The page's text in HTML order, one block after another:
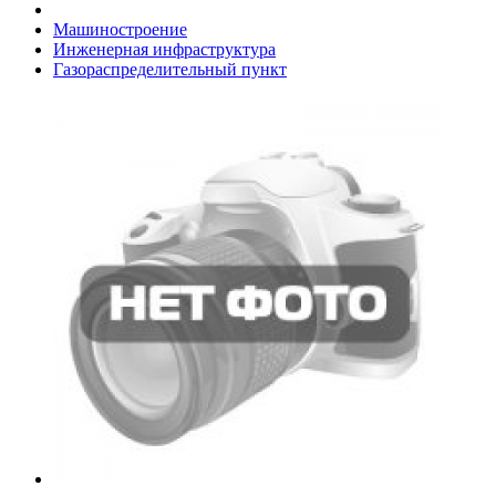
Машиностроение
Инженерная инфраструктура
Газораспределительный пункт